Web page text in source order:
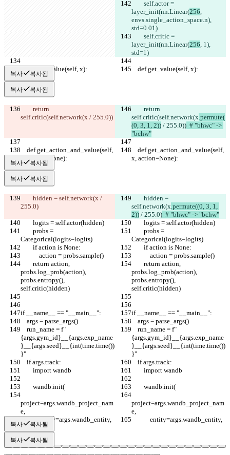
layer_init(nn.Linear(256,
envs.single_action_space.n),
std=0.01)
layer_init(nn.Linear(256, 1),
std=1)
    def get_value(self, x):
    def get_value(self, x):
복사 복사됨
복사 복사됨
self.critic(self.network(x / 255.0))
self.critic(self.network(x.permute(
(0, 3, 1, 2)) / 255.0))
  # "bhwc" ->
"bchw"
x, action=None):
x, action=None):
복사 복사됨
복사 복사됨
        hidden = self.network(x
/
255.0)
self.network(x.permute((0, 3, 1,
2)) / 255.0)
  # "bhwc" -> "bchw"
        logits = self.actor(hidden)
        logits = self.actor(hidden)
Categorical(logits=logits)
Categorical(logits=logits)
        if action is None:
        if action is None:
            action = probs.sample()
            action = probs.sample()
probs.log_prob(action),
probs.entropy(),
self.critic(hidden)
probs.log_prob(action),
probs.entropy(),
self.critic(hidden)
if __name__ == "__main__":
if __name__ == "__main__":
    args = parse_args()
    args = parse_args()
{args.gym_id}__{args.exp_name
}__{args.seed}__{int(time.time())
}"
{args.gym_id}__{args.exp_name
}__{args.seed}__{int(time.time())
}"
    if args.track:
    if args.track:
        import wandb
        import wandb
        wandb.init(
        wandb.init(
project=args.wandb_project_nam
e,
project=args.wandb_project_nam
e,
            entity=args.wandb_entity,
            entity=args.wandb_entity,
복사 복사됨
복사 복사됨